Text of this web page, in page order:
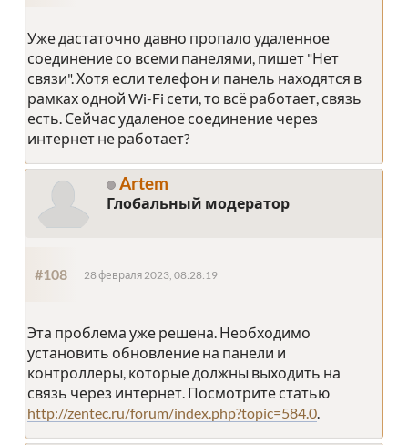
Уже дастаточно давно пропало удаленное
соединение со всеми панелями, пишет "Нет
связи". Хотя если телефон и панель находятся в
рамках одной Wi-Fi сети, то всё работает, связь
есть. Сейчас удаленое соединение через
интернет не работает?
Artem
Глобальный модератор
#108 28 февраля 2023, 08:28:19
Эта проблема уже решена. Необходимо
установить обновление на панели и
контроллеры, которые должны выходить на
связь через интернет. Посмотрите статью
http://zentec.ru/forum/index.php?topic=584.0